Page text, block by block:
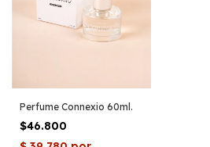
Perfume Connexio 60ml.
$46.800